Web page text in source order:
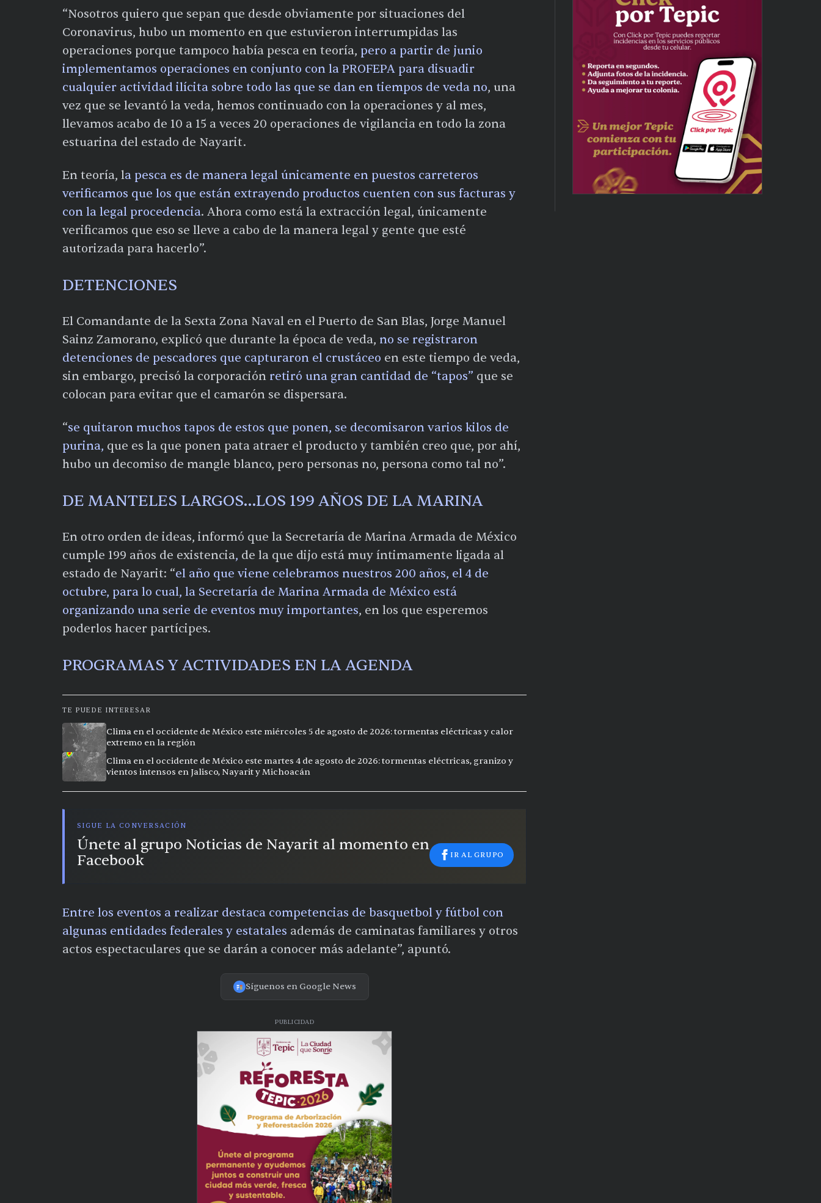
“Nosotros quiero que sepan que desde obviamente por situaciones del
Coronavirus, hubo un momento en que estuvieron interrumpidas las
operaciones porque tampoco había pesca en teoría, pero a partir de junio
implementamos operaciones en conjunto con la PROFEPA para disuadir
cualquier actividad ilícita sobre todo las que se dan en tiempos de veda no, una
vez que se levantó la veda, hemos continuado con la operaciones y al mes,
llevamos acabo de 10 a 15 a veces 20 operaciones de vigilancia en todo la zona
estuarina del estado de Nayarit.
En teoría, la pesca es de manera legal únicamente en puestos carreteros
verificamos que los que están extrayendo productos cuenten con sus facturas y
con la legal procedencia. Ahora como está la extracción legal, únicamente
verificamos que eso se lleve a cabo de la manera legal y gente que esté
autorizada para hacerlo”.
DETENCIONES
El Comandante de la Sexta Zona Naval en el Puerto de San Blas, Jorge Manuel
Sainz Zamorano, explicó que durante la época de veda, no se registraron
detenciones de pescadores que capturaron el crustáceo en este tiempo de veda,
sin embargo, precisó la corporación retiró una gran cantidad de “tapos” que se
colocan para evitar que el camarón se dispersara.
“se quitaron muchos tapos de estos que ponen, se decomisaron varios kilos de
purina, que es la que ponen pata atraer el producto y también creo que, por ahí,
hubo un decomiso de mangle blanco, pero personas no, persona como tal no”.
DE MANTELES LARGOS…LOS 199 AÑOS DE LA MARINA
En otro orden de ideas, informó que la Secretaría de Marina Armada de México
cumple 199 años de existencia, de la que dijo está muy íntimamente ligada al
estado de Nayarit: “el año que viene celebramos nuestros 200 años, el 4 de
octubre, para lo cual, la Secretaría de Marina Armada de México está
organizando una serie de eventos muy importantes, en los que esperemos
poderlos hacer partícipes.
PROGRAMAS Y ACTIVIDADES EN LA AGENDA
TE PUEDE INTERESAR
Clima en el occidente de México este miércoles 5 de agosto de 2026: tormentas eléctricas y calor
extremo en la región
Clima en el occidente de México este martes 4 de agosto de 2026: tormentas eléctricas, granizo y
vientos intensos en Jalisco, Nayarit y Michoacán
SIGUE LA CONVERSACIÓN
Únete al grupo Noticias de Nayarit al momento en
Facebook
IR AL GRUPO
Entre los eventos a realizar destaca competencias de basquetbol y fútbol con
algunas entidades federales y estatales además de caminatas familiares y otros
actos espectaculares que se darán a conocer más adelante”, apuntó.
Síguenos en Google News
PUBLICIDAD